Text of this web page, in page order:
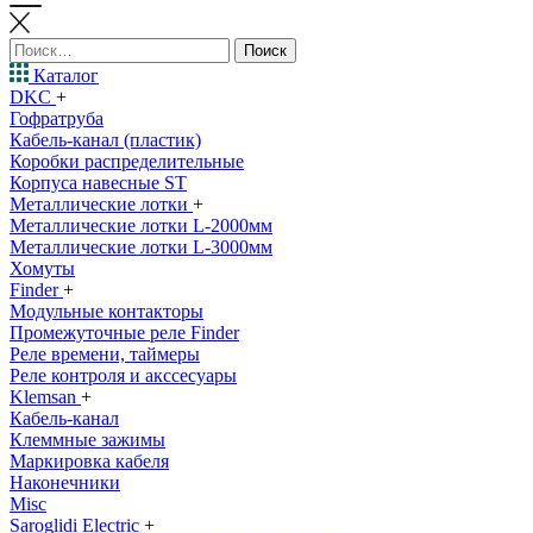
Найти:
Каталог
DKC +
Гофратруба
Кабель-канал (пластик)
Коробки распределительные
Корпуса навесные ST
Металлические лотки +
Металлические лотки L-2000мм
Металлические лотки L-3000мм
Хомуты
Finder+
Модульные контакторы
Промежуточные реле Finder
Реле времени, таймеры
Реле контроля и акссесуары
Klemsan +
Кабель-канал
Клеммные зажимы
Маркировка кабеля
Наконечники
Misc
Saroglidi Electric +